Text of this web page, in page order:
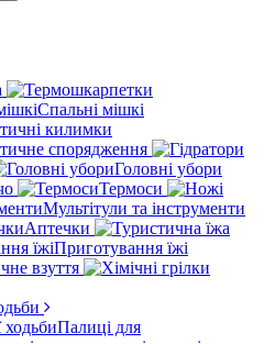
Спальні мішкі
килимки
спорядження
Головні убори
Термоси
Мультітули та інструменти
Аптечки
Приготування їжі
взуття
Палиці для